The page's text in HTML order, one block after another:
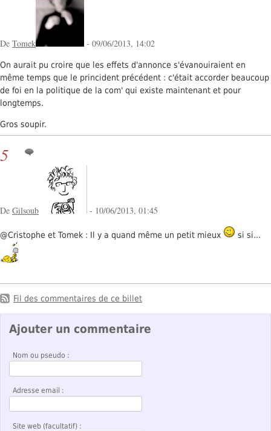
De Tomek - 09/06/2013, 14:02
On aurait pu croire que les effets d'annonce s'évanouiraient en
même temps que le princident précédent : c'était accorder beaucoup
de foi en la politique de la com' qui existe maintenant et pour
longtemps.
Gros soupir.
5
De Gilsoub - 10/06/2013, 01:45
@Cristophe et Tomek : Il y a quand même un petit mieux si si...
Fil des commentaires de ce billet
Ajouter un commentaire
Nom ou pseudo :
Adresse email :
Site web (facultatif) :